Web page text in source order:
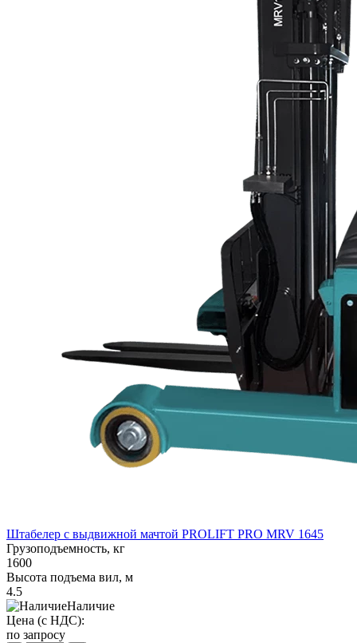
Штабелер с выдвижной мачтой PROLIFT PRO MRV 1645
Грузоподъемность, кг
1600
Высота подъема вил, м
4.5
Наличие
Цена (с НДС):
по запросу